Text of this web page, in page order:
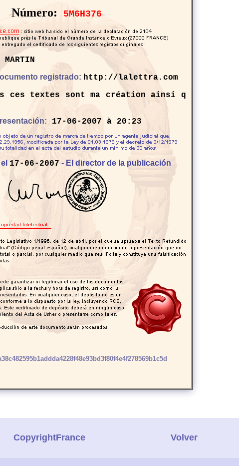
Número:
5M6H376
MARTIN
registrado: http://lalettra.com
ces textes sont ma création ainsi q
17-06-2007 à 20:23
17-06-2007 - El director de la publicación
CopyrightFrance Volver